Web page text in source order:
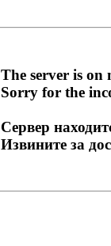
The server is on
Sorry for the
Сервер
Извините за